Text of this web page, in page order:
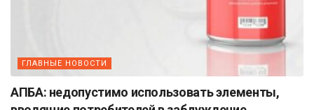
ГЛАВНЫЕ НОВОСТИ
АПБА: недопустимо использовать элементы,